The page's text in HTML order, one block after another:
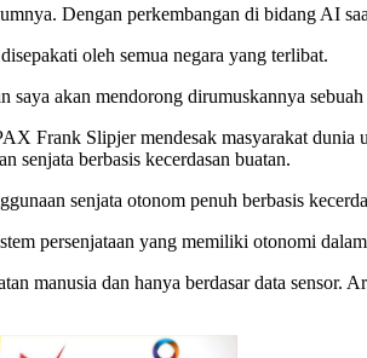
Dengan perkembangan di bidang AI
oleh semua negara yang terlibat.
akan mendorong dirumuskannya
Frank Slipjer mendesak masyarakat
senjata berbasis kecerdasan buatan.
senjata otonom penuh berbasis
persenjataan yang memiliki otonomi
manusia dan hanya berdasar data sensor.